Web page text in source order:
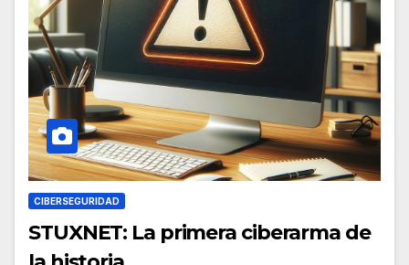
CIBERSEGURIDAD
STUXNET: La primera ciberarma de